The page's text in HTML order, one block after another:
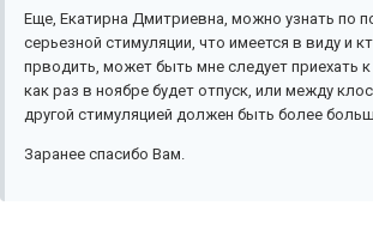
Еще, Екатирна Дмитриевна, можно узнать по
серьезной стимуляции, что имеется в виду и
прводить, может быть мне следует приехать к
как раз в ноябре будет отпуск, или между
другой стимуляцией должен быть более
Заранее спасибо Вам.